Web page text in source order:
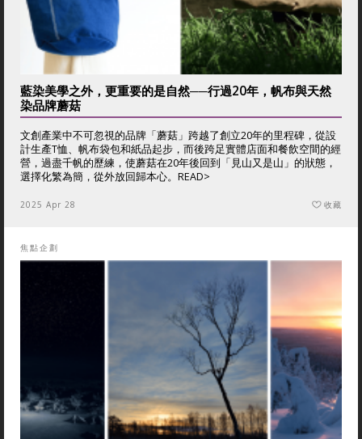
藍染美學之外，更重要的是自然──行過20年，帆布與天然
染品牌蘑菇
文創產業中不可忽視的品牌「蘑菇」跨越了創立20年的里程碑，從設
計生產T恤、帆布袋包和紙品起步，而後跨足實體店面和餐飲空間的經
營，過盡千帆的歷練，使蘑菇在20年後回到「見山又是山」的狀態，
選擇化繁為簡，從外放回歸本心。 READ>
2025 Apr 28 收藏
焦點企劃